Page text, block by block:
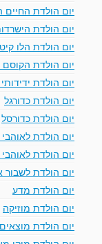
יום הולדת
יום הולדת
יום הולדת הלו
יום הולדת
יום הולדת
יום הולדת כדורגל
יום הולדת כדורסל
יום הולדת
יום הולדת
יום הולדת
יום הולדת מדע
יום הולדת מוזיקה
יום הולדת